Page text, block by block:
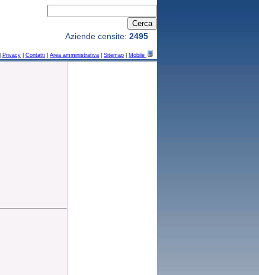
Privacy Contatti Area amministrativa Sitemap Mobile
Aziende censite: 2495